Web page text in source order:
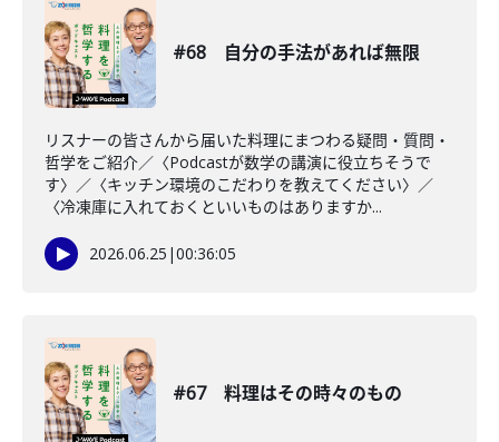
#68 自分の手法があれば無限
リスナーの皆さんから届いた料理にまつわる疑問・質問・
哲学をご紹介／〈Podcastが数学の講演に役立ちそうで
す〉／〈キッチン環境のこだわりを教えてください〉／
〈冷凍庫に入れておくといいものはありますか...
2026.06.25 |00:36:05
#67 料理はその時々のもの